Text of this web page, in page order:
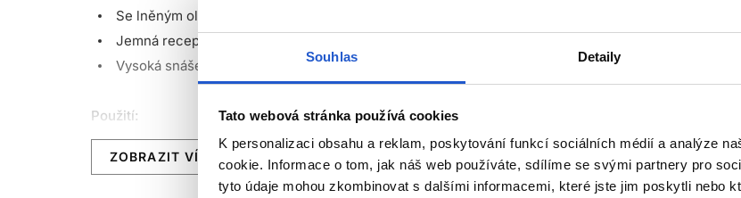
Souhlas Detaily
Tato webová stránka používá cookies
K personalizaci obsahu a reklam, poskytování funkcí sociálních médií a analýze
cookie. Informace o tom, jak náš web používáte, sdílíme se svými partnery pro
tyto údaje mohou zkombinovat s dalšími informacemi, které jste jim poskytli nebo
Se lněným olejem a Aloe Vera
Jemná receptura s vyváženou zásaditostí
Vysoká snášenlivost i na nejcitlivějších pokožkách hlavy
Použití:
Aplikujte barvu na neumyté suché vlasy spolu s vyvíječem. Poměr míchání:
ZOBRAZIT VÍCE